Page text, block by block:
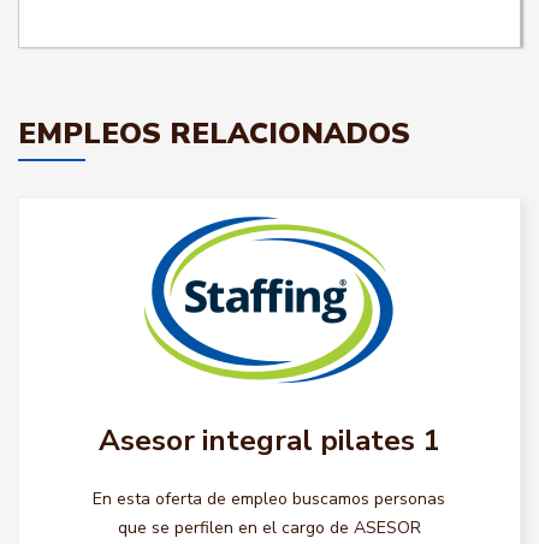
EMPLEOS RELACIONADOS
Asesor integral pilates 1
En esta oferta de empleo buscamos personas
que se perfilen en el cargo de ASESOR